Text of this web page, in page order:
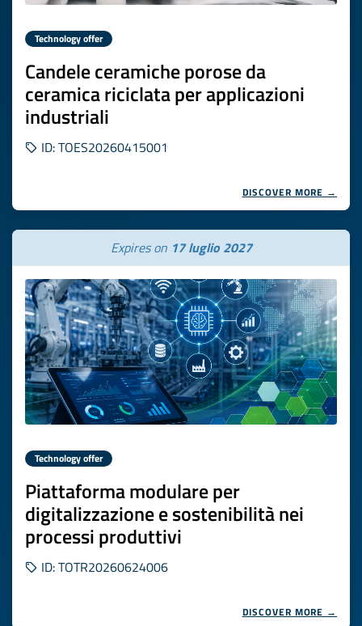
Technology offer
Candele ceramiche porose da
ceramica riciclata per applicazioni
industriali
ID: TOES20260415001
DISCOVER MORE →
Expires on 17 luglio 2027
Technology offer
Piattaforma modulare per
digitalizzazione e sostenibilità nei
processi produttivi
ID: TOTR20260624006
DISCOVER MORE →